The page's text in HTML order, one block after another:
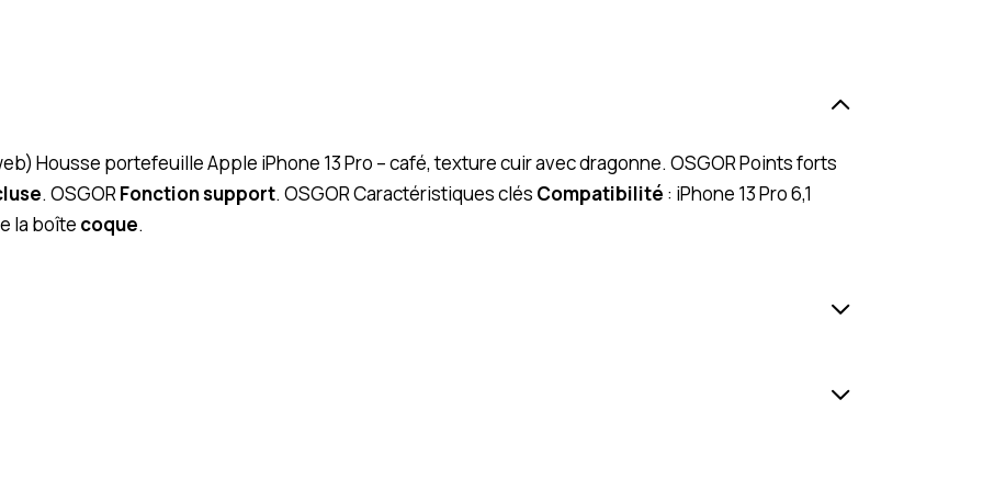
Housse portefeuille Apple iPhone 13 Pro – café, texture cuir avec dragonne. OSGOR Points forts
. OSGORFonction support. OSGOR Caractéristiques clés Compatibilité : iPhone 13 Pro 6,1
la boîte coque.